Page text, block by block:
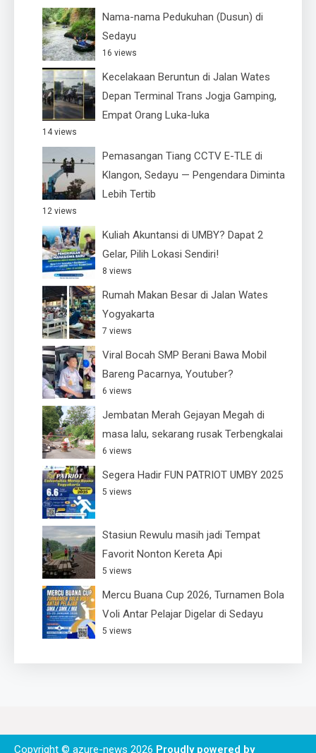
Nama-nama Pedukuhan (Dusun) di
Sedayu
16 views
Kecelakaan Beruntun di Jalan Wates
Depan Terminal Trans Jogja Gamping,
Empat Orang Luka-luka
14 views
Pemasangan Tiang CCTV E-TLE di
Klangon, Sedayu — Pengendara Diminta
Lebih Tertib
12 views
Kuliah Akuntansi di UMBY? Dapat 2
Gelar, Pilih Lokasi Sendiri!
8 views
Rumah Makan Besar di Jalan Wates
Yogyakarta
7 views
Viral Bocah SMP Berani Bawa Mobil
Bareng Pacarnya, Youtuber?
6 views
Jembatan Merah Gejayan Megah di
masa lalu, sekarang rusak Terbengkalai
6 views
Segera Hadir FUN PATRIOT UMBY 2025
5 views
Stasiun Rewulu masih jadi Tempat
Favorit Nonton Kereta Api
5 views
Mercu Buana Cup 2026, Turnamen Bola
Voli Antar Pelajar Digelar di Sedayu
5 views
Copyright © azure-news 2026 Proudly powered by